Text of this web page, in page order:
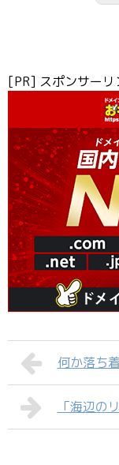
[PR] スポンサーリ
何か落ち
「海辺の